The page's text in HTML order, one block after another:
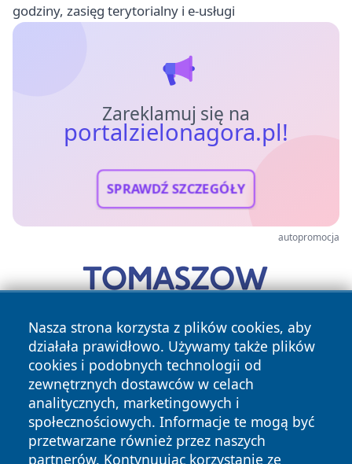
godziny, zasięg terytorialny i e-usługi
Zareklamuj się na
portalzielonagora.pl!
SPRAWDŹ SZCZEGÓŁY
autopromocja
Nasza strona korzysta z plików cookies, aby
działała prawidłowo. Używamy także plików
cookies i podobnych technologii od
zewnętrznych dostawców w celach
analitycznych, marketingowych i
społecznościowych. Informacje te mogą być
przetwarzane również przez naszych
partnerów. Kontynuując korzystanie ze
Copyright © 2026 portalzielonagora.pl Wszystkie prawa
zastrzeżone.